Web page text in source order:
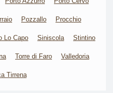
Pozzallo Procchio
Lo Capo Siniscola Stintino
Torre di Faro Valledoria
Tirrena